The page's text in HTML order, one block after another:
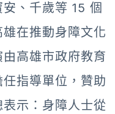
、千歲等 15 個
在推動身障文化
高雄市政府教育
指導單位，贊助
示：身障人士從